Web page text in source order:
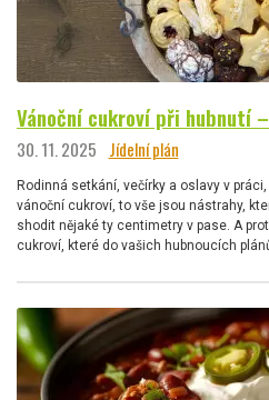
Vánoční cukroví při hubnutí
30. 11. 2025 Jídelní plán
Rodinná setkání, večírky a oslavy v
vánoční cukroví, to vše jsou nástrahy,
shodit nějaké ty centimetry v pase. A
cukroví, které do vašich hubnoucích